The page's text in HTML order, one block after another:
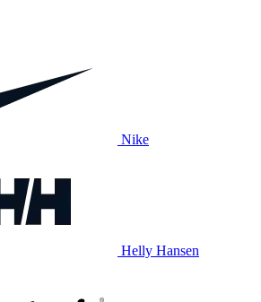
Nike
Helly Hansen